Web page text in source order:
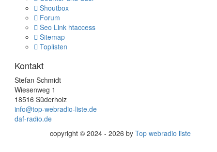
Shoutbox
Forum
Seo Link htaccess
Sitemap
Toplisten
Kontakt
Stefan Schmidt
Wiesenweg 1
18516 Süderholz
info@top-webradio-liste.de
daf-radio.de
copyright © 2024 - 2026 by Top webradio liste